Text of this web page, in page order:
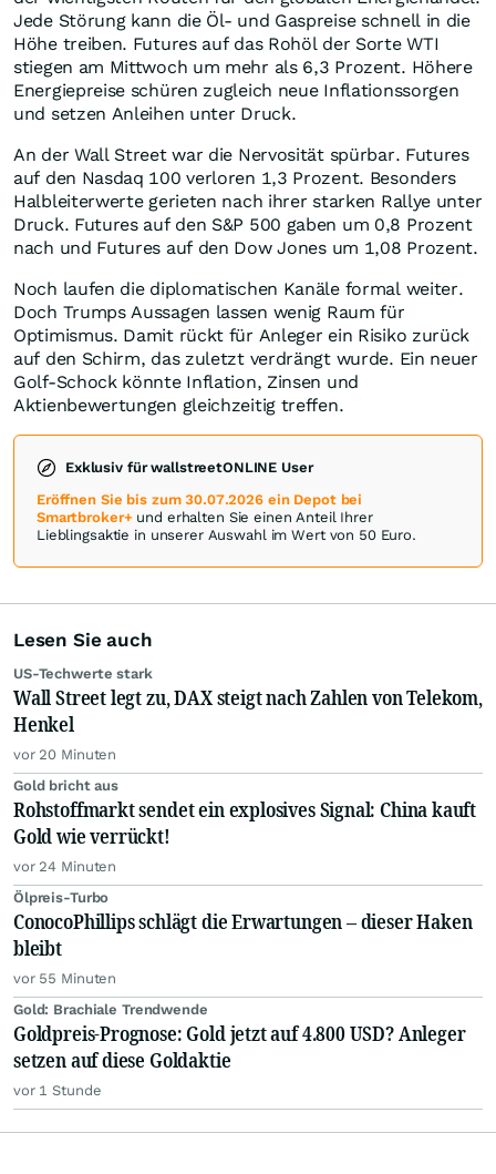
Jede Störung kann die Öl- und Gaspreise schnell in die
Höhe treiben. Futures auf das Rohöl der Sorte WTI
stiegen am Mittwoch um mehr als 6,3 Prozent. Höhere
Energiepreise schüren zugleich neue Inflationssorgen
und setzen Anleihen unter Druck.
An der Wall Street war die Nervosität spürbar. Futures
auf den Nasdaq 100 verloren 1,3 Prozent. Besonders
Halbleiterwerte gerieten nach ihrer starken Rallye unter
Druck. Futures auf den S&P 500 gaben um 0,8 Prozent
nach und Futures auf den Dow Jones um 1,08 Prozent.
Noch laufen die diplomatischen Kanäle formal weiter.
Doch Trumps Aussagen lassen wenig Raum für
Optimismus. Damit rückt für Anleger ein Risiko zurück
auf den Schirm, das zuletzt verdrängt wurde. Ein neuer
Golf-Schock könnte Inflation, Zinsen und
Aktienbewertungen gleichzeitig treffen.
Exklusiv für wallstreetONLINE User
Eröffnen Sie bis zum 30.07.2026 ein Depot bei
Smartbroker+und erhalten Sie einen Anteil Ihrer
Lieblingsaktie in unserer Auswahl im Wert von 50 Euro.
Lesen Sie auch
US-Techwerte stark
Wall Street legt zu, DAX steigt nach Zahlen von Telekom,
Henkel
vor 20 Minuten
Gold bricht aus
Rohstoffmarkt sendet ein explosives Signal: China kauft
Gold wie verrückt!
vor 24 Minuten
Ölpreis-Turbo
ConocoPhillips schlägt die Erwartungen – dieser Haken
bleibt
vor 55 Minuten
Gold: Brachiale Trendwende
Goldpreis-Prognose: Gold jetzt auf 4.800 USD? Anleger
setzen auf diese Goldaktie
vor 1 Stunde